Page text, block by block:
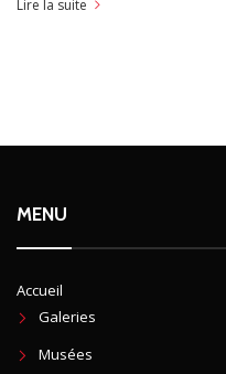
Lire la suite
MENU
Accueil
Galeries
Musées